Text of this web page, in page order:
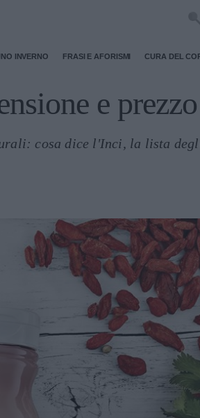
INVERNO FRASI E AFORISMI CURA DEL
e prezzo
cosa dice l'Inci, la lista